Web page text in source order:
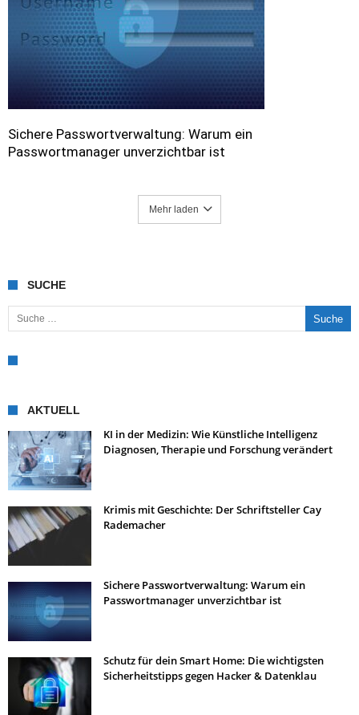
Sichere Passwortverwaltung: Warum ein
Passwortmanager unverzichtbar ist
Mehr laden
SUCHE
Suche nach:
AKTUELL
KI in der Medizin: Wie Künstliche Intelligenz
Diagnosen, Therapie und Forschung verändert
Krimis mit Geschichte: Der Schriftsteller Cay
Rademacher
Sichere Passwortverwaltung: Warum ein
Passwortmanager unverzichtbar ist
Schutz für dein Smart Home: Die wichtigsten
Sicherheitstipps gegen Hacker & Datenklau